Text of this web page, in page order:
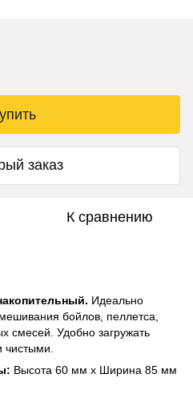
заказ
К сравнению
Идеально
бойлов, пеллетса,
смесей. Удобно загружать
чистыми.
Высота 60 мм x Ширина 85 мм